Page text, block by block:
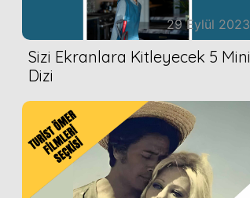
29 Eylül 2023
Sizi Ekranlara Kitleyecek 5 Mini
Dizi